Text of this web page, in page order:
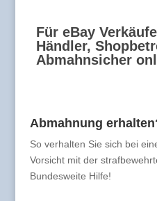
Für eBay
Händler,
Abmahnsicher
Abmahnung
So verhalten Sie sich bei
Vorsicht mit der
Bundesweite Hilfe!